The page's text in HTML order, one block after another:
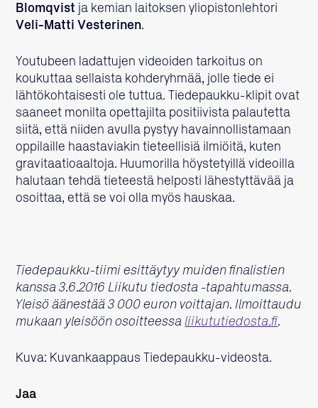
Blomqvist ja kemian laitoksen yliopistonlehtori
Veli-Matti Vesterinen.
Youtubeen ladattujen videoiden tarkoitus on
koukuttaa sellaista kohderyhmää, jolle tiede ei
lähtökohtaisesti ole tuttua. Tiedepaukku-klipit ovat
saaneet monilta opettajilta positiivista palautetta
siitä, että niiden avulla pystyy havainnollistamaan
oppilaille haastaviakin tieteellisiä ilmiöitä, kuten
gravitaatioaaltoja. Huumorilla höystetyillä videoilla
halutaan tehdä tieteestä helposti lähestyttävää ja
osoittaa, että se voi olla myös hauskaa.
Tiedepaukku-tiimi esittäytyy muiden finalistien
kanssa 3.6.2016 Liikutu tiedosta -tapahtumassa.
Yleisö äänestää 3 000 euron voittajan. Ilmoittaudu
mukaan yleisöön osoitteessa liikututiedosta.fi.
Kuva: Kuvankaappaus Tiedepaukku-videosta.
Jaa